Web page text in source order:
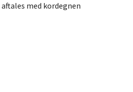
med kordegnen